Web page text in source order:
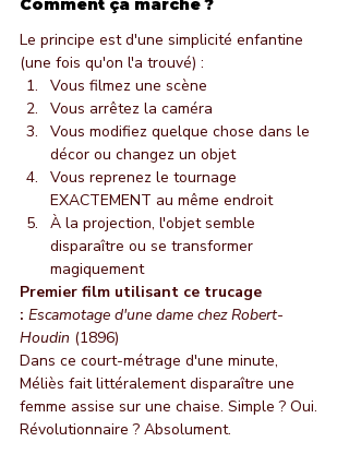
Comment ça marche ?
Le principe est d'une simplicité enfantine
(une fois qu'on l'a trouvé) :
Vous filmez une scène
Vous arrêtez la caméra
Vous modifiez quelque chose dans le
décor ou changez un objet
Vous reprenez le tournage
EXACTEMENT au même endroit
À la projection, l'objet semble
disparaître ou se transformer
magiquement
Premier film utilisant ce trucage
: Escamotage d'une dame chez Robert-
Houdin (1896)
Dans ce court-métrage d'une minute,
Méliès fait littéralement disparaître une
femme assise sur une chaise. Simple ? Oui.
Révolutionnaire ? Absolument.